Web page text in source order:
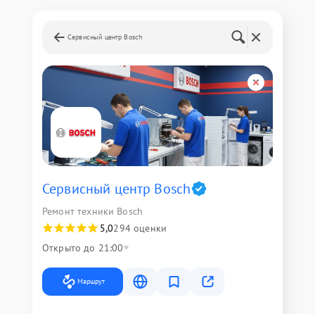
Сервисный центр Bosch
Сервисный центр Bosch
Ремонт техники Bosch
5,0294 оценки
Открыто до 21:00
Маршрут